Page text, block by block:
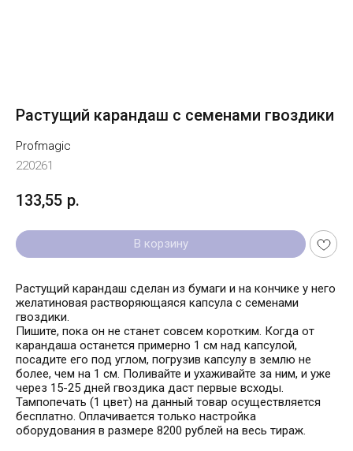
Растущий карандаш с семенами гвоздики
Profmagic
220261
133,55 р.
В корзину
Растущий карандаш сделан из бумаги и на кончике у него
желатиновая растворяющаяся капсула с семенами
гвоздики.
Пишите, пока он не станет совсем коротким. Когда от
карандаша останется примерно 1 см над капсулой,
посадите его под углом, погрузив капсулу в землю не
более, чем на 1 см. Поливайте и ухаживайте за ним, и уже
через 15-25 дней гвоздика даст первые всходы.
Тампопечать (1 цвет) на данный товар осуществляется
бесплатно. Оплачивается только настройка
оборудования в размере 8200 рублей на весь тираж.